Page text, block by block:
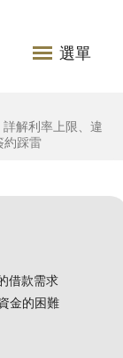
選單
解利率上限、違
約踩雷
借款需求
金的困難